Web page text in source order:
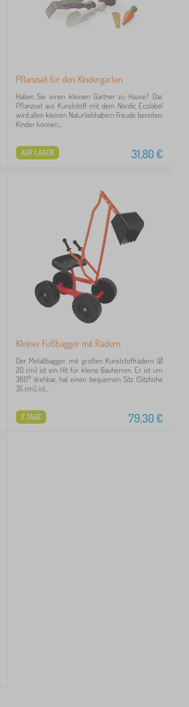
Pflanzset für den Kindergarten
Haben Sie einen kleinen Gärtner zu Hause? Das
Pflanzset aus Kunststoff mit dem Nordic Ecolabel
wird allen kleinen Naturliebhabern Freude bereiten.
Kinder können...
31,80€
AUF LAGER
Kleiner Fußbagger mit Rädern
Der Metallbagger mit großen Kunststoffrädern (Ø
20 cm) ist ein Hit für kleine Bauherren. Er ist um
360° drehbar, hat einen bequemen Sitz (Sitzhöhe
35 cm), ist...
79,30€
2 TAGE